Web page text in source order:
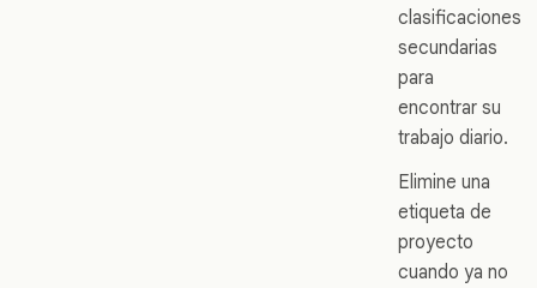
clasificaciones
secundarias
para
encontrar su
trabajo diario.
Elimine una
etiqueta de
proyecto
cuando ya no